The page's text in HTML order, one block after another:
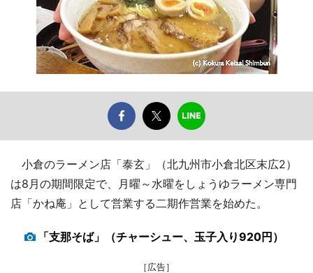
小倉のラーメン店「泰玄」（北九州市小倉北区末広2）
は8月の期間限定で、月曜～水曜をしょうゆラーメン専門
店「かね庵」として営業する二期作営業を始めた。
「支那そば」（チャーシュー、玉子入り920円）
［広告］